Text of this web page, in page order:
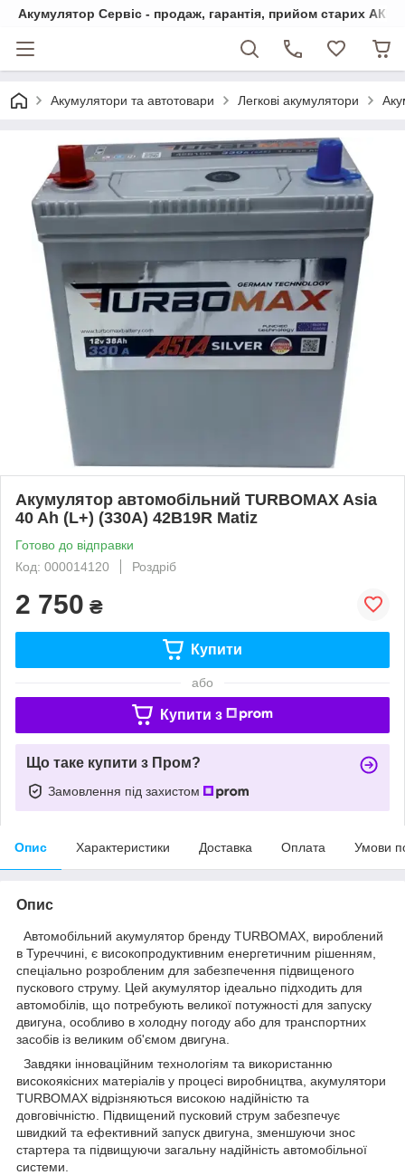
Акумулятор Сервіс - продаж, гарантія, прийом старих АКБ
Акумулятори та автотовари Легкові акумулятори
Акумулятор автомобільний TURBOMAX Asia
40 Ah (L+) (330A) 42B19R Matiz
Готово до відправки
Код: 000014120
Роздріб
2 750 ₴
Купити
або
Купити з
Що таке купити з Пром?
Замовлення під захистом
Опис Характеристики Доставка Оплата Умови
Опис
Автомобільний акумулятор бренду TURBOMAX, вироблений
в Туреччині, є високопродуктивним енергетичним рішенням,
спеціально розробленим для забезпечення підвищеного
пускового струму. Цей акумулятор ідеально підходить для
автомобілів, що потребують великої потужності для запуску
двигуна, особливо в холодну погоду або для транспортних
засобів із великим об'ємом двигуна.
Завдяки інноваційним технологіям та використанню
високоякісних матеріалів у процесі виробництва, акумулятори
TURBOMAX відрізняються високою надійністю та
довговічністю. Підвищений пусковий струм забезпечує
швидкий та ефективний запуск двигуна, зменшуючи знос
стартера та підвищуючи загальну надійність автомобільної
системи.